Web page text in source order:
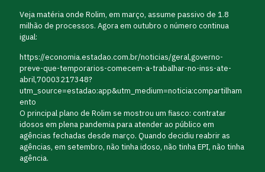
Veja matéria onde Rolim, em março, assume passivo de 1.8
milhão de processos. Agora em outubro o número continua
igual:
https://economia.estadao.com.br/noticias/geral,governo-
preve-que-temporarios-comecem-a-trabalhar-no-inss-ate-
abril,70003217348?
utm_source=estadao:app&utm_medium=noticia:compartilham
ento
O principal plano de Rolim se mostrou um fiasco: contratar
idosos em plena pandemia para atender ao público em
agências fechadas desde março. Quando decidiu reabrir as
agências, em setembro, não tinha idoso, não tinha EPI, não tinha
agência.